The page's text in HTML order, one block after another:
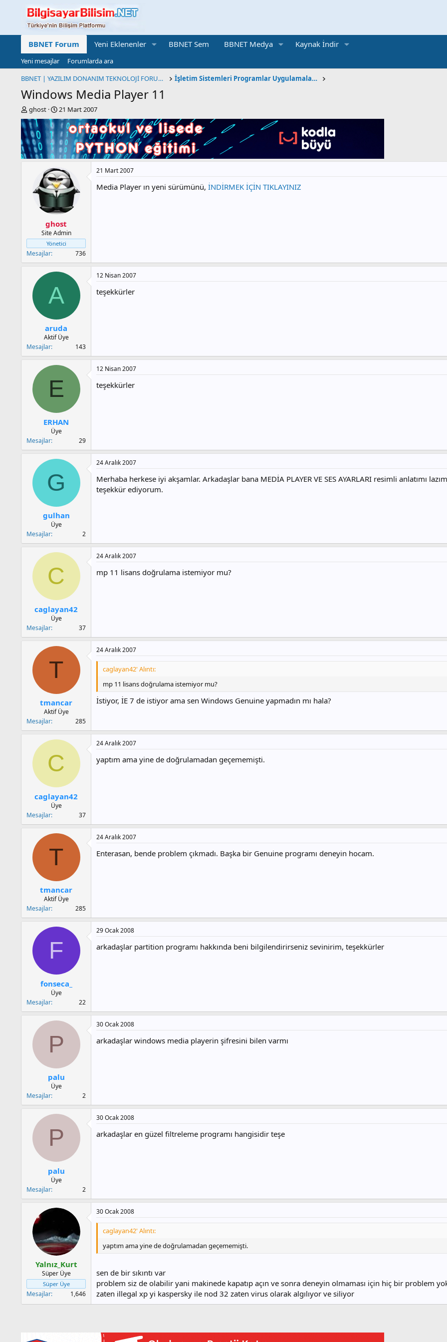
BBNET Forum Yeni Eklenenler BBNET Sem BBNET Medya Kaynak İndir
Yeni mesajlar
Forumlarda ara
BBNET | YAZILIM DONANIM TEKNOLOJİ FORUMU
İşletim Sistemleri Programlar Uygulamalar Oyunlar
Windows Media Player 11
K
o
n
b
u
y
ghost
B
a
ş
a
n
ı
ç
t
a
r
i
h
i
21 Mart 2007
ghost
Site Admin
Yönetici
Mesajlar 736
21 Mart 2007
Media Player ın yeni sürümünü, İNDİRMEK İÇİN TIKLAYINIZ
A
aruda
Aktif Üye
Mesajlar
143
12 Nisan 2007
teşekkürler
E
ERHAN
Üye
Mesajlar
29
12 Nisan 2007
teşekkürler
G
gulhan
Üye
Mesajlar
2
24 Aralık 2007
Merhaba herkese iyi akşamlar. Arkadaşlar bana MEDİA PLAYER VE SES AYARLARI resimli anlatımı
teşekkür ediyorum.
C
caglayan42
Üye
Mesajlar
37
24 Aralık 2007
mp 11 lisans doğrulama istemiyor mu?
T
tmancar
Aktif Üye
Mesajlar
285
24 Aralık 2007
caglayan42' Alıntı:
mp 11 lisans doğrulama istemiyor mu?
İstiyor, İE 7 de istiyor ama sen Windows Genuine yapmadın mı hala?
C
caglayan42
Üye
Mesajlar
37
24 Aralık 2007
yaptım ama yine de doğrulamadan geçememişti.
T
tmancar
Aktif Üye
Mesajlar
285
24 Aralık 2007
Enterasan, bende problem çıkmadı. Başka bir Genuine programı deneyin hocam.
F
fonseca_
Üye
Mesajlar
22
29 Ocak 2008
arkadaşlar partition programı hakkında beni bilgilendirirseniz sevinirim, teşekkürler
P
palu
Üye
Mesajlar
2
30 Ocak 2008
arkadaşlar windows media playerin şifresini bilen varmı
P
palu
Üye
Mesajlar
2
30 Ocak 2008
arkadaşlar en güzel filtreleme programı hangisidir teşe
Yalnız_Kurt
Süper Üye
Süper Üye
Mesajlar 1,646
30 Ocak 2008
caglayan42' Alıntı:
yaptım ama yine de doğrulamadan geçememişti.
sen de bir sıkıntı var
problem siz de olabilir yani makinede kapatıp açın ve sonra deneyin olmaması için hiç bir problem
zaten illegal xp yi kaspersky ile nod 32 zaten virus olarak algılıyor ve siliyor